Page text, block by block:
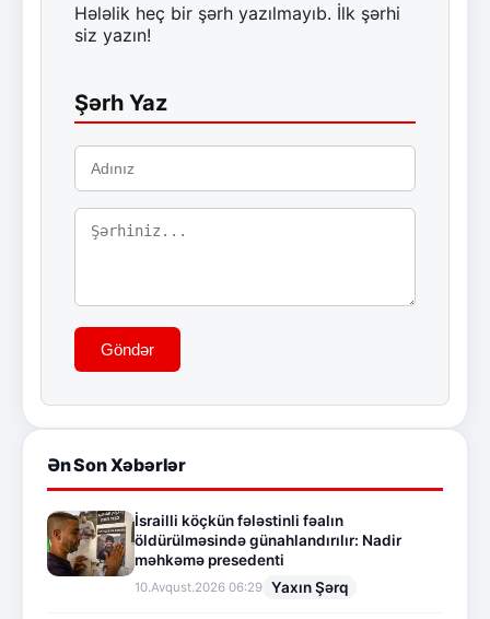
Hələlik heç bir şərh yazılmayıb. İlk şərhi
siz yazın!
Şərh Yaz
Göndər
Ən Son Xəbərlər
İsrailli köçkün fələstinli fəalın
öldürülməsində günahlandırılır: Nadir
məhkəmə presedenti
10.Avqust.2026 06:29 Yaxın Şərq